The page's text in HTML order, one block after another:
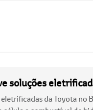
soluções
da Toyota no